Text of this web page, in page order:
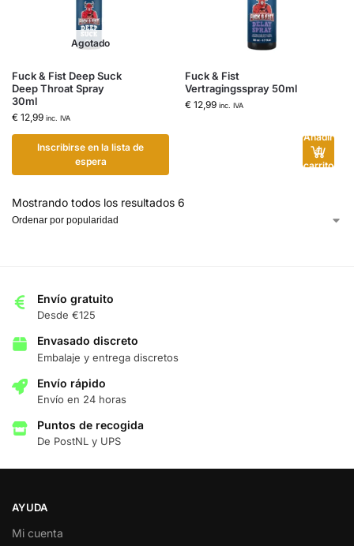
Agotado
Fuck & Fist Deep Suck
Deep Throat Spray
30ml
€ 12,99 inc. IVA
Inscribirse en la lista de
espera
Fuck & Fist
Vertragingsspray 50ml
€ 12,99 inc. IVA
Añadir
al
carrito
Mostrando todos los resultados 6
Envío gratuito
Desde €125
Envasado discreto
Embalaje y entrega discretos
Envío rápido
Envío en 24 horas
Puntos de recogida
De PostNL y UPS
AYUDA
Mi cuenta